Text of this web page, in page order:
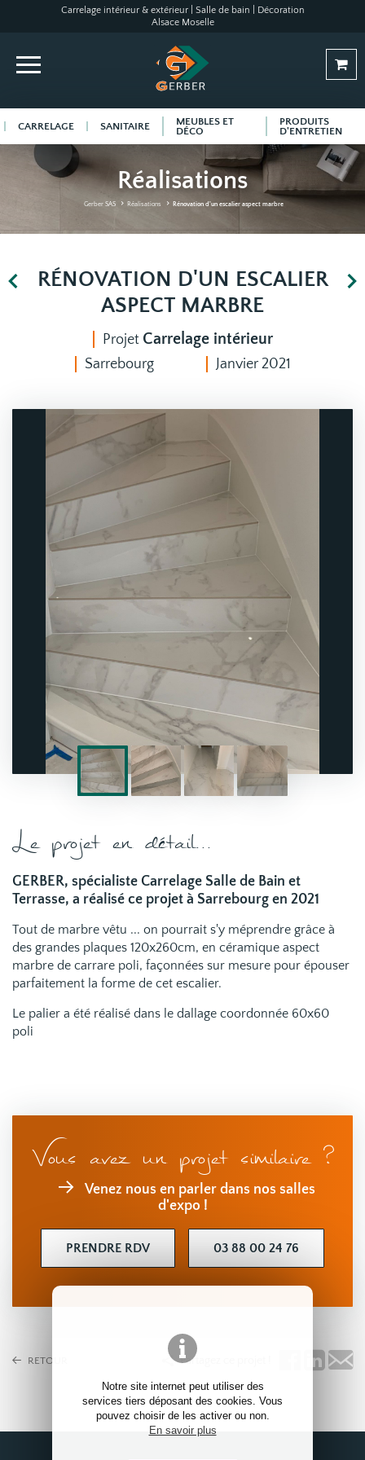
Notre site internet peut utiliser des
services tiers déposant des cookies. Vous
pouvez choisir de les activer ou non.
En savoir plus
Carrelage intérieur & extérieur | Salle de bain | Décoration
Alsace Moselle
CARRELAGE SANITAIRE
MEUBLES ET
DÉCO
PRODUITS
D'ENTRETIEN
Réalisations
Gerber SAS Réalisations Rénovation d'un escalier aspect marbre
RÉNOVATION D'UN ESCALIER
ASPECT MARBRE
Projet Carrelage intérieur
Sarrebourg Janvier 2021
Le projet en détail...
GERBER, spécialiste Carrelage Salle de Bain et
Terrasse, a réalisé ce projet à Sarrebourg en 2021
Tout de marbre vêtu ... on pourrait s'y méprendre grâce à
des grandes plaques 120x260cm, en céramique aspect
marbre de carrare poli, façonnées sur mesure pour épouser
parfaitement la forme de cet escalier.
Le palier a été réalisé dans le dallage coordonnée 60x60
poli
Vous avez un projet similaire ?
Venez nous en parler dans nos salles
d'expo !
PRENDRE RDV 03 88 00 24 76
RETOUR Partagez ce projet !